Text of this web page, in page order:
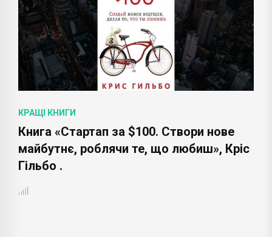
КРАЩІ КНИГИ
Книга «Стартап за $100. Створи нове
майбутнє, роблячи те, що любиш», Кріс
Гільбо .